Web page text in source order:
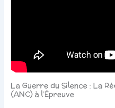
La Guerre du Silence : La
(ANC) à l’Épreuve